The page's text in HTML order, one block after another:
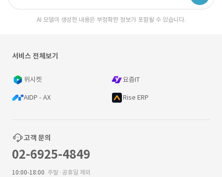
AI 모델이 생성한 내용은 부정확한 정보가 포함될 수 있습니다.
서비스 전체보기
위시켓 요즘IT
AIDP - AX Rise ERP
고객 문의
02-6925-4849
10:00-18:00 주말·공휴일 제외